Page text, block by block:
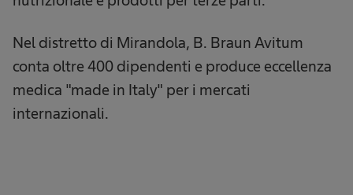
​Nel distretto di Mirandola, B. Braun Avitum
conta oltre 400 dipendenti e produce eccellenza
medica "made in Italy" per i mercati
internazionali.